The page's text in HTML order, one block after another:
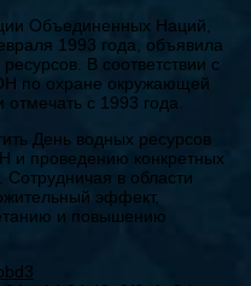
Объединенных Наций,
1993 года, объявила
В соответствии с
по охране окружающей
с 1993 года.
День водных ресурсов
и проведению конкретных
в области
эффект,
и повышению